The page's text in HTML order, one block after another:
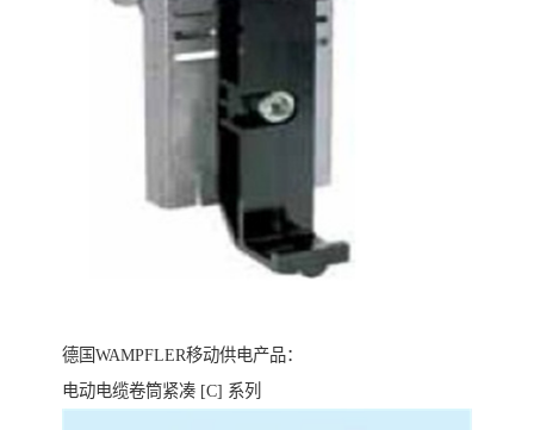
德国WAMPFLER移动供电产品：
电动电缆卷筒紧凑 [C] 系列